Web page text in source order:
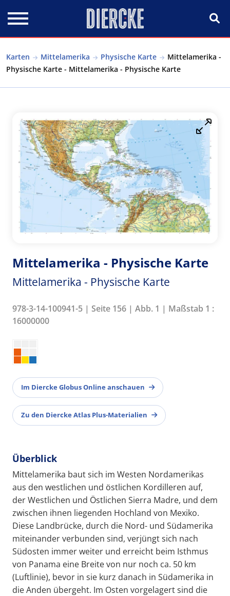
Karten Mittelamerika Physische Karte
Mittelamerika -
Physische Karte - Mittelamerika - Physische Karte
Mittelamerika - Physische Karte
Mittelamerika - Physische Karte
978-3-14-100941-5 | Seite 156 | Abb. 1 | Maßstab 1 :
16000000
Im Diercke Globus Online anschauen
Zu den Diercke Atlas Plus-Materialien
Überblick
Mittelamerika baut sich im Westen Nordamerikas
aus den westlichen und östlichen Kordilleren auf,
der Westlichen und Östlichen Sierra Madre, und dem
zwischen ihnen liegenden Hochland von Mexiko.
Diese Landbrücke, durch die Nord- und Südamerika
miteinander verbunden sind, verjüngt sich nach
Südosten immer weiter und erreicht beim Isthmus
von Panama eine Breite von nur noch ca. 50 km
(Luftlinie), bevor in sie kurz danach in Südamerika in
die Anden übergeht. Im Osten vorgelagert sind die